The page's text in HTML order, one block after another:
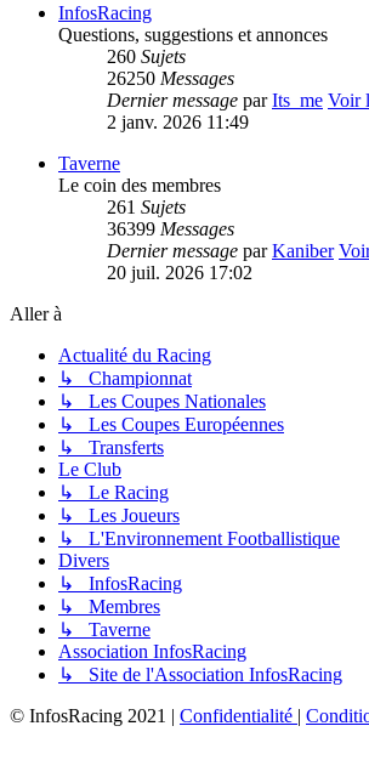
InfosRacing
Questions, suggestions et annonces
260 Sujets
26250 Messages
Dernier message parIts_me Voir
2 janv. 2026 11:49
Taverne
Le coin des membres
261 Sujets
36399 Messages
Dernier message parKaniber
20 juil. 2026 17:02
Aller à
Actualité du Racing
↳ Championnat
↳ Les Coupes Nationales
↳ Les Coupes Européennes
↳ Transferts
Le Club
↳ Le Racing
↳ Les Joueurs
↳ L'Environnement Footballistique
Divers
↳ InfosRacing
↳ Membres
↳ Taverne
Association InfosRacing
↳ Site de l'Association InfosRacing
© InfosRacing 2021 | Confidentialité |